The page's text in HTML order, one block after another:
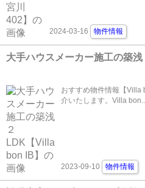
2024-03-16 物件情報
大手ハウスメーカー施工の築
おすすめ物件情報【Villa
介いたします。Villa
2023-09-10 物件情報